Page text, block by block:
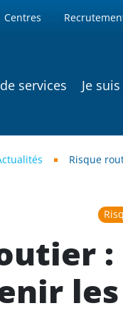
Centres
services Je
Risque